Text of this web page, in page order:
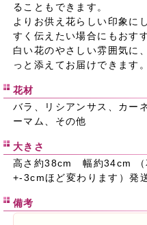
ることもできます。
よりお供え花らしい印象に
すく伝えたい場合にもおす
白い花のやさしい雰囲気に
っと添えてお届けできます。
花材
バラ、リシアンサス、カー
ーマム、その他
大きさ
高さ約38cm 幅約34cm （
+-3cmほど変わります）発
備考